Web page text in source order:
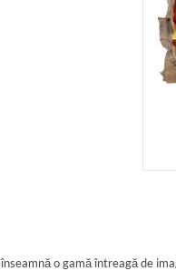
o gamă întreagă de